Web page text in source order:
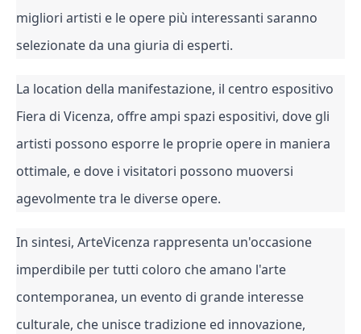
migliori artisti e le opere più interessanti saranno
selezionate da una giuria di esperti.
La location della manifestazione, il centro espositivo
Fiera di Vicenza, offre ampi spazi espositivi, dove gli
artisti possono esporre le proprie opere in maniera
ottimale, e dove i visitatori possono muoversi
agevolmente tra le diverse opere.
In sintesi, ArteVicenza rappresenta un'occasione
imperdibile per tutti coloro che amano l'arte
contemporanea, un evento di grande interesse
culturale, che unisce tradizione ed innovazione,